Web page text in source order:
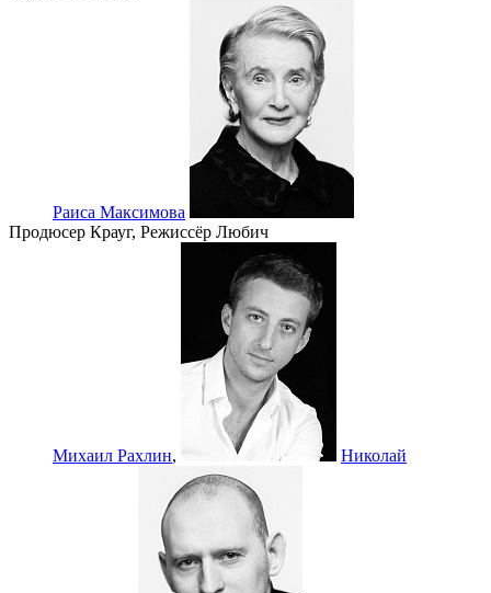
Раиса Максимова
Продюсер Крауг, Режиссёр Любич
Михаил Рахлин, Николай